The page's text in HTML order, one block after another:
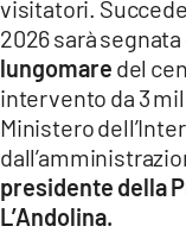
LACITYMAG.IT
ILREGGINO.IT
ILVIBONESE.IT
visitatori.
2026 sarà segnata
lungomare del
intervento da 3
Ministero
presidente della
L’Andolina.